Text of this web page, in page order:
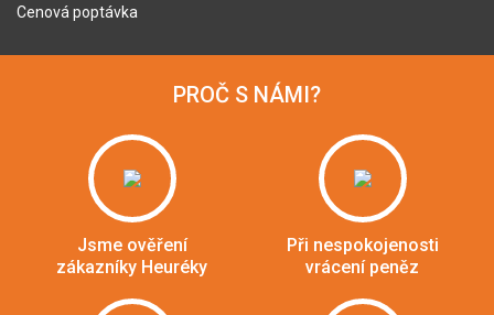
Cenová poptávka
PROČ S NÁMI?
Jsme ověření
zákazníky Heuréky
Při nespokojenosti
vrácení peněz